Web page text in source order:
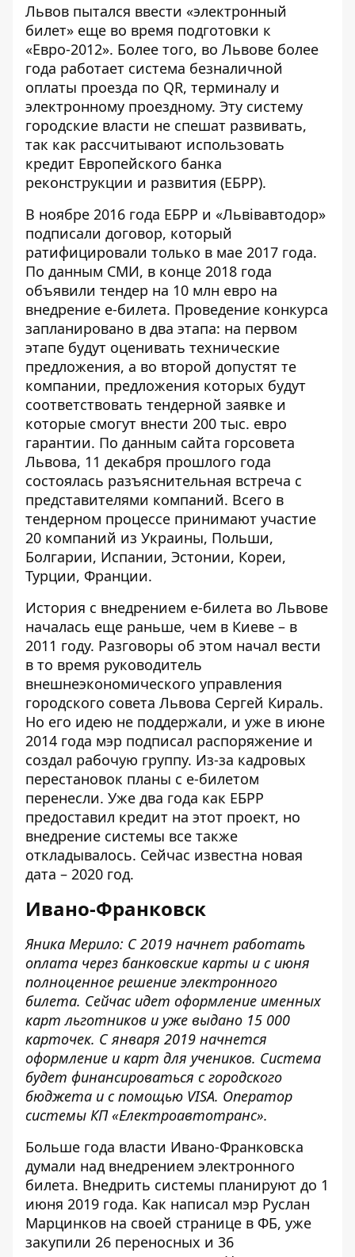
Львов пытался ввести «электронный
билет» еще во время подготовки к
«Евро-2012». Более того, во Львове более
года работает система безналичной
оплаты проезда по QR, терминалу и
электронному проездному. Эту систему
городские власти не спешат развивать,
так как рассчитывают использовать
кредит Европейского банка
реконструкции и развития (ЕБРР).
В ноябре 2016 года ЕБРР и «Львівавтодор»
подписали договор, который
ратифицировали только в мае 2017 года.
По данным СМИ, в конце 2018 года
объявили тендер на 10 млн евро на
внедрение е-билета. Проведение конкурса
запланировано в два этапа: на первом
этапе будут оценивать технические
предложения, а во второй допустят те
компании, предложения которых будут
соответствовать тендерной заявке и
которые смогут внести 200 тыс. евро
гарантии. По данным сайта горсовета
Львова, 11 декабря прошлого года
состоялась разъяснительная встреча с
представителями компаний. Всего в
тендерном процессе принимают участие
20 компаний из Украины, Польши,
Болгарии, Испании, Эстонии, Кореи,
Турции, Франции.
История с внедрением е-билета во Львове
началась еще раньше, чем в Киеве – в
2011 году. Разговоры об этом начал вести
в то время руководитель
внешнеэкономического управления
городского совета Львова Сергей Кираль.
Но его идею не поддержали, и уже в июне
2014 года мэр подписал распоряжение и
создал рабочую группу. Из-за кадровых
перестановок планы с е-билетом
перенесли. Уже два года как ЕБРР
предоставил кредит на этот проект, но
внедрение системы все также
откладывалось. Сейчас известна новая
дата – 2020 год.
Ивано-Франковск
Яника Мерило: С 2019 начнет работать
оплата через банковские карты и с июня
полноценное решение электронного
билета. Сейчас идет оформление именных
карт льготников и уже выдано 15 000
карточек. С января 2019 начнется
оформление и карт для учеников. Система
будет финансироваться с городского
бюджета и с помощью VISA. Оператор
системы КП «Електроавтотранс».
Больше года власти Ивано-Франковска
думали над внедрением электронного
билета. Внедрить системы планируют до 1
июня 2019 года. Как написал мэр Руслан
Марцинков на своей странице в ФБ, уже
закупили 26 переносных и 36